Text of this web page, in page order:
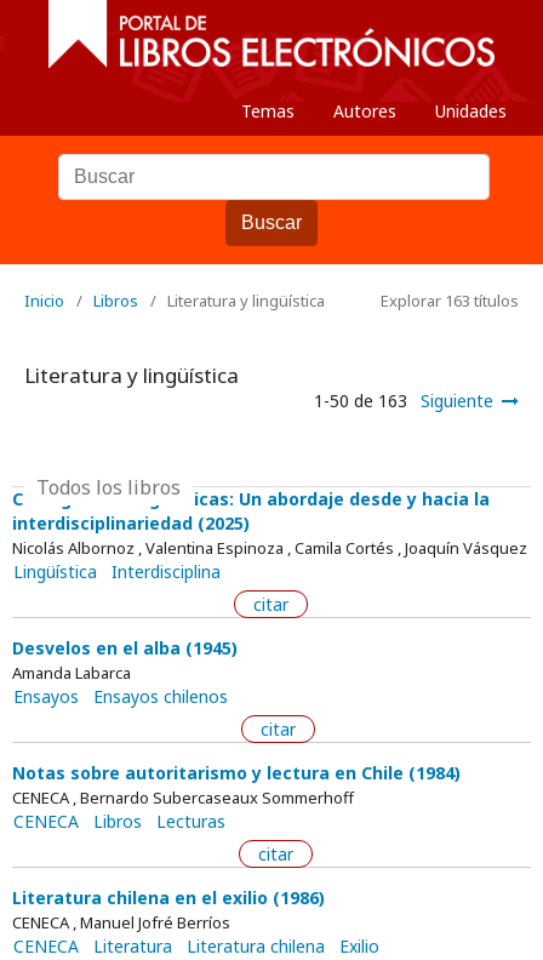
Temas Autores Unidades
Buscar
Inicio / Libros / Literatura y lingüística Explorar 163 títulos
Literatura y lingüística
1-50 de 163 Siguiente
Todos los libros
Cartografías lingüísticas: Un abordaje desde y hacia la
interdisciplinariedad (2025)
Nicolás Albornoz , Valentina Espinoza , Camila Cortés , Joaquín Vásquez
Lingüística
Interdisciplina
citar
Desvelos en el alba (1945)
Amanda Labarca
Ensayos
Ensayos chilenos
citar
Notas sobre autoritarismo y lectura en Chile (1984)
CENECA , Bernardo Subercaseaux Sommerhoff
CENECA Libros
Lecturas
citar
Literatura chilena en el exilio (1986)
CENECA , Manuel Jofré Berríos
CENECA Literatura Literatura chilena
Exilio